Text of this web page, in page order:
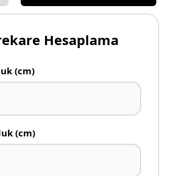
Hesaplama
(cm)
(cm)